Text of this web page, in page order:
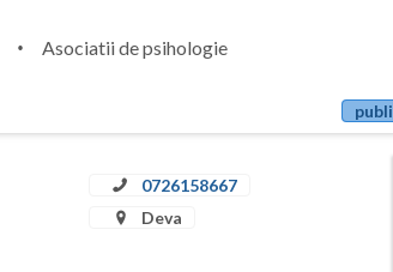
Asociatii de psihologie
0726158667
Deva